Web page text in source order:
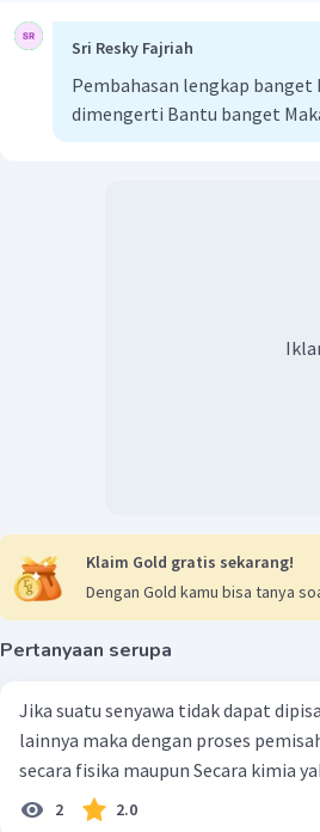
Sri Resky Fajriah
Pembahasan lengkap banget
dimengerti Bantu banget
Klaim Gold gratis sekarang!
Dengan Gold kamu bisa tanya
Pertanyaan serupa
Jika suatu senyawa tidak dapat
lainnya maka dengan proses
secara fisika maupun Secara kimia
2 2.0